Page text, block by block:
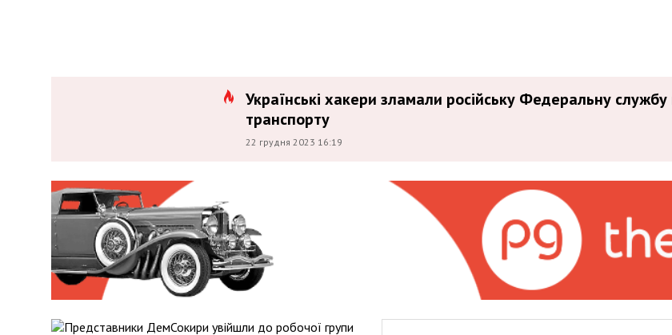
Українські хакери зламали російську Федеральну
транспорту
22 грудня 2023 16:19